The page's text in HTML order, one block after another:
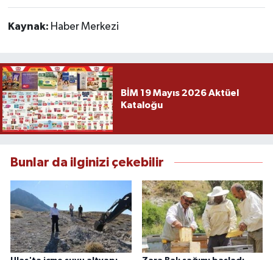
Kaynak: Haber Merkezi
BİM 19 Mayıs 2026 Aktüel
Kataloğu
Bunlar da ilginizi çekebilir